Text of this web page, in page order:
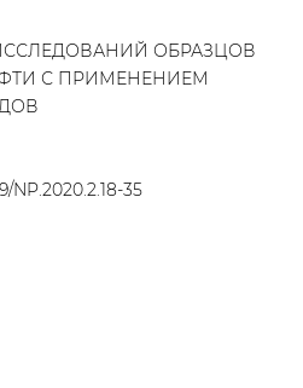
ОБРАЗЦОВ
С ПРИМЕНЕНИЕМ
NP.2020.2.18-35